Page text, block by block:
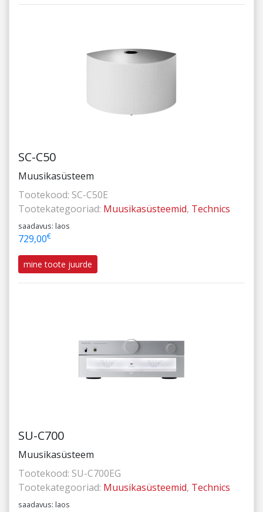
SC-C50
Muusikasüsteem
Tootekood: SC-C50E
Tootekategooriad: Muusikasüsteemid, Technics
saadavus: laos
729,00€
mine toote juurde
SU-C700
Muusikasüsteem
Tootekood: SU-C700EG
Tootekategooriad: Muusikasüsteemid, Technics
saadavus: laos